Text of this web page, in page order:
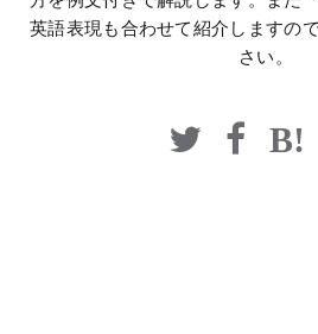
英語表現も合わせて紹介しますの
さい。